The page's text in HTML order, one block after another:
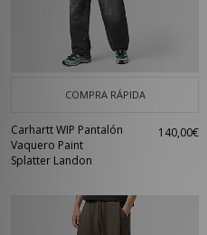
COMPRA RÁPIDA
Carhartt WIP Pantalón
Vaquero Paint
Splatter Landon
140,00€